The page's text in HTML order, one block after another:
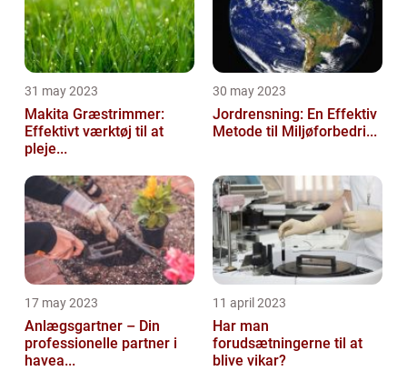
31 may 2023
Makita Græstrimmer:
Effektivt værktøj til at
pleje...
30 may 2023
Jordrensning: En Effektiv
Metode til Miljøforbedri...
17 may 2023
Anlægsgartner – Din
professionelle partner i
havea...
11 april 2023
Har man
forudsætningerne til at
blive vikar?